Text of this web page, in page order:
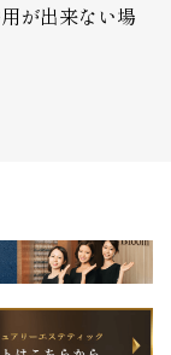
が出来ない場